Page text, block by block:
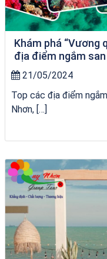
Khám phá “Vương
địa điểm ngắm
21/05/2024
Top các địa điểm
Nhơn, […]
chèo SUP